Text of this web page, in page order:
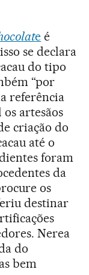
e é
se declara
do tipo
“por
referência
artesãos
criação do
até o
foram
da
os
destinar
Nerea
do
bem